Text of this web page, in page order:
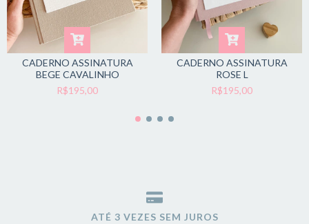
CADERNO ASSINATURA
BEGE CAVALINHO
R$195,00
CADERNO ASSINATURA
ROSE L
R$195,00
ATÉ 3 VEZES SEM JUROS